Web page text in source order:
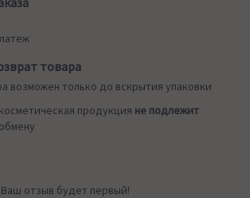
товара
возможен только до вскрытия упаковки
продукция не подлежит
отзыв будет первый!